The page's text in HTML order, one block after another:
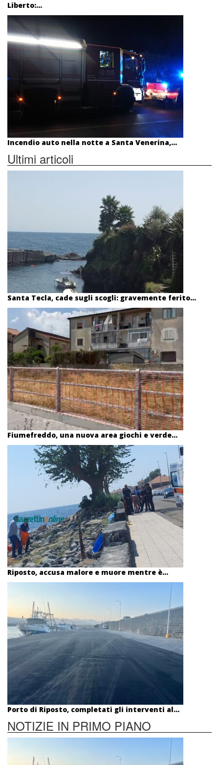
Liberto:...
Incendio auto nella notte a Santa Venerina,...
Ultimi articoli
Santa Tecla, cade sugli scogli: gravemente ferito...
Fiumefreddo, una nuova area giochi e verde...
Riposto, accusa malore e muore mentre è...
Porto di Riposto, completati gli interventi al...
NOTIZIE IN PRIMO PIANO